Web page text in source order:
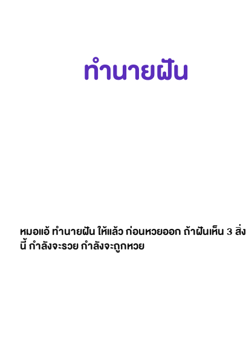
ทำนายฝัน
หมอแอ้ ทำนายฝัน ให้แล้ว ก่อนหวยออก ถ้าฝันเห็น 3 สิ่ง
นี้ กำลังจะรวย กำลังจะถูกหวย